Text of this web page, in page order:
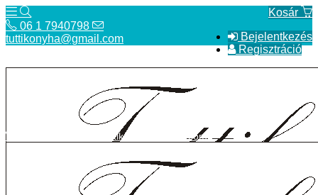
Kosár
Bejelentkezés
Regisztráció
06 1 7940798
tuttikonyha@gmail.com
tuttikonyha@gmail.com